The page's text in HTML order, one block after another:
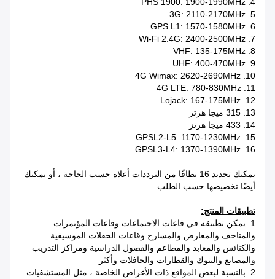
4. PHS 1900: 1900-1990MHz
5. 3G: 2110-2170MHz
6. GPS L1: 1570-1580MHz
7. Wi-Fi 2.4G: 2400-2500MHz
8. VHF: 135-175MHz
9. UHF: 400-470MHz
10. 4G Wimax: 2620-2690MHz
11. 4G LTE: 780-830MHz
12. Lojack: 167-175MHz
13. 315 ميجا هرتز
14. 433 ميجا هرتز
15. GPSL2-L5: 1170-1230MHz
16. GPSL3-L4: 1370-1390MHz
يمكنك تحديد 16 نطاقًا من الترددات أعلاه حسب الحاجة ، أو يمكنك
أيضًا تخصيصها حسب الطلب.
تطبيقات المنتج:
1. يمكن تطبيقه في قاعات الاجتماعات وقاعات المؤتمرات
والمتاحف والمعارض والمسارح وقاعات الحفلات الموسيقية
والكنائس والمعابد والمطاعم والفصول الدراسية ومراكز التدريب
والمصانع والبنوك والقطارات والحافلات وأكثر
2. بالنسبة لبعض المواقع ذات الأغراض الخاصة ، مثل المستشفيات